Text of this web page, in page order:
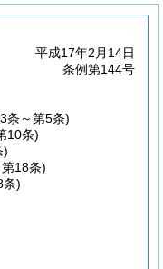
平成17年2月14日
条例第144号
条～第5条)
10条)
)
18条)
条)